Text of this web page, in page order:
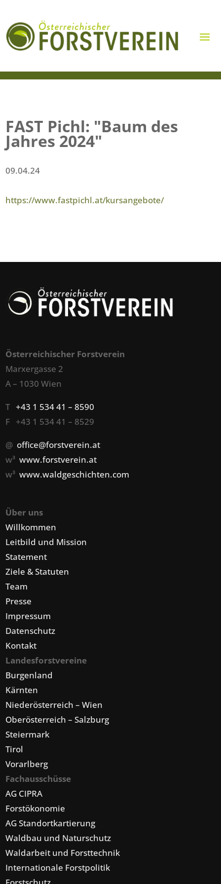
FAST Pichl: "Baum des
Jahres 2024"
09.04.24
https://www.fastpichl.at/kursangebote/
Österreichischer Forstverein
Marxergasse 2
A – 1030 Wien
T+43 1 534 41 – 8590
F +43 1 534 41 – 8529
@ office@forstverein.at
w³www.forstverein.at
w³www.waldgeschichten.com
Über uns
Willkommen
Leitbild und Mission
Statement
Ziele & Statuten
Team
Presse
Impressum
Datenschutz
Kontakt
Landesforstvereine
Burgenland
Kärnten
Niederösterreich – Wien
Oberösterreich – Salzburg
Steiermark
Tirol
Vorarlberg
Fachausschüsse
AG CIPRA
Forstökonomie
AG Standortkartierung
Waldbau und Naturschutz
Waldarbeit und Forsttechnik
Internationale Forstpolitik